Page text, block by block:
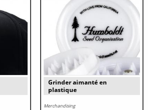
Grinder aimanté en
plastique
Merchandising